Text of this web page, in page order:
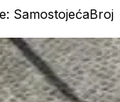
SamostojećaBroj